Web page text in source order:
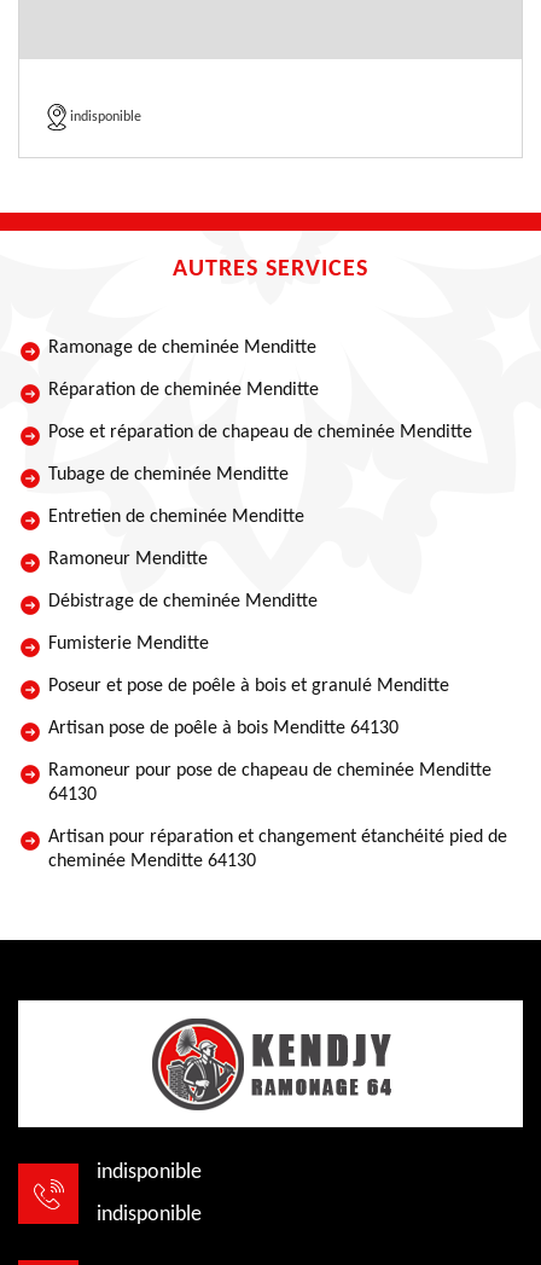
indisponible
AUTRES SERVICES
Ramonage de cheminée Menditte
Réparation de cheminée Menditte
Pose et réparation de chapeau de cheminée Menditte
Tubage de cheminée Menditte
Entretien de cheminée Menditte
Ramoneur Menditte
Débistrage de cheminée Menditte
Fumisterie Menditte
Poseur et pose de poêle à bois et granulé Menditte
Artisan pose de poêle à bois Menditte 64130
Ramoneur pour pose de chapeau de cheminée Menditte
64130
Artisan pour réparation et changement étanchéité pied de
cheminée Menditte 64130
indisponible
indisponible